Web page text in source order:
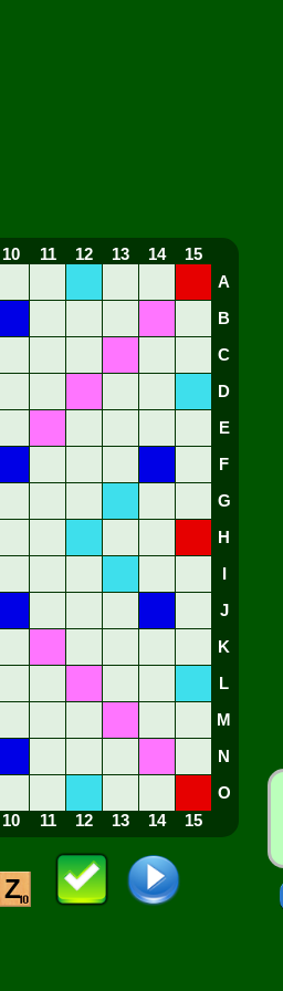
10 11 12 13 14
15
A
B
C
D
E
F
G
H
J
K
L
M
N
O
10 11 12 13 14 15
Z